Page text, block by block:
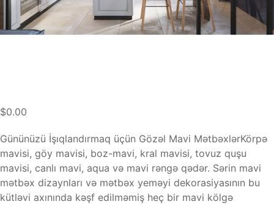
$0.00
Gününüzü İşıqlandırmaq üçün Gözəl Mavi MətbəxlərKörpə
mavisi, göy mavisi, boz-mavi, kral mavisi, tovuz quşu
mavisi, canlı mavi, aqua və mavi rəngə qədər. Sərin mavi
mətbəx dizaynları və mətbəx yeməyi dekorasiyasının bu
kütləvi axınında kəşf edilməmiş heç bir mavi kölgə